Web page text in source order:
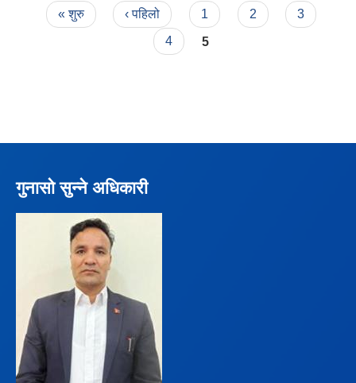
Pages
« शुरु ‹ पहिलो 1 2
3
4
5
गुनासो सुन्ने अधिकारी